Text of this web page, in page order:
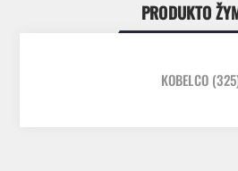
PRODUKTO
KOBELCO